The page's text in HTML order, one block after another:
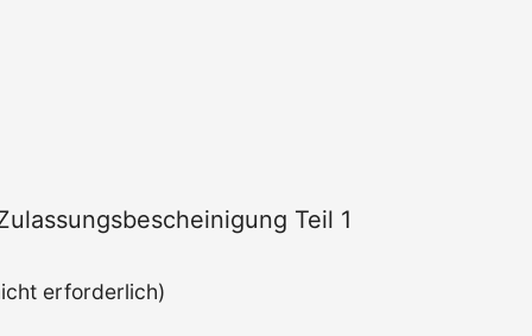
Teil 1
erforderlich)